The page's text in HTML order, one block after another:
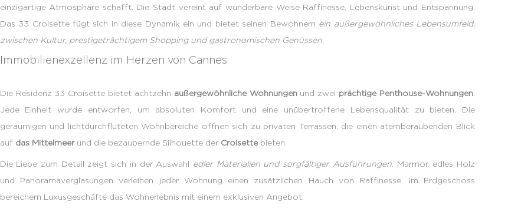
einzigartige Atmosphäre schafft. Die Stadt vereint auf wunderbare Weise Raffinesse, Lebenskunst und Entspannung.
Das 33 Croisette fügt sich in diese Dynamik ein und bietet seinen Bewohnern ein außergewöhnliches Lebensumfeld,
zwischen Kultur, prestigeträchtigem Shopping und gastronomischen Genüssen.
Immobilienexzellenz im Herzen von Cannes
Die Residenz 33 Croisette bietet achtzehn außergewöhnliche Wohnungenund zwei prächtige Penthouse-Wohnungen
Jede Einheit wurde entworfen, um absoluten Komfort und eine unübertroffene Lebensqualität zu bieten. Die
geräumigen und lichtdurchfluteten Wohnbereiche öffnen sich zu privaten Terrassen, die einen atemberaubenden Blick
auf das Mittelmeerund die bezaubernde Silhouette der Croisettebieten.
Die Liebe zum Detail zeigt sich in der Auswahl edler Materialien und sorgfältiger Ausführungen. Marmor, edles Holz
und Panoramaverglasungen verleihen jeder Wohnung einen zusätzlichen Hauch von Raffinesse. Im Erdgeschoss
bereichern Luxusgeschäfte das Wohnerlebnis mit einem exklusiven Angebot.